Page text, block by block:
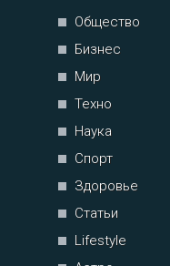
Общество
Бизнес
Мир
Техно
Наука
Спорт
Здоровье
Статьи
Lifestyle